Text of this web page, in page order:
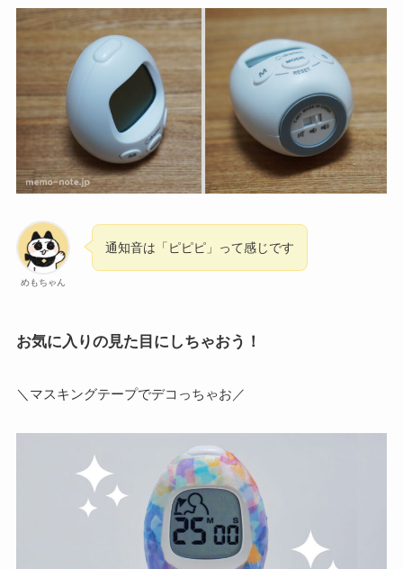
めもちゃん
通知音は「ピピピ」って感じです
お気に入りの見た目にしちゃおう！
＼マスキングテープでデコっちゃお／